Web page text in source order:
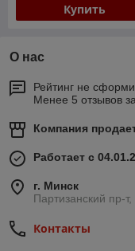
Купить
О нас
Рейтинг не
Менее 5 отзывов
Компания
Работает с
г. Минск
Партизанский пр-
Контакты